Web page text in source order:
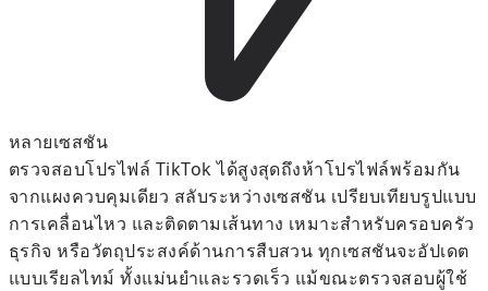
หลายเซสชัน
ตรวจสอบโปรไฟล์ TikTok ได้สูงสุดถึงห้าโปรไฟล์พร้อมกัน
จากแผงควบคุมเดียว สลับระหว่างเซสชัน เปรียบเทียบรูปแบบ
การเคลื่อนไหว และติดตามเส้นทาง เหมาะสำหรับครอบครัว
ธุรกิจ หรือวัตถุประสงค์ด้านการสืบสวน ทุกเซสชันจะอัปเดต
แบบเรียลไทม์ ทั้งแม่นยำและรวดเร็ว แม้ขณะตรวจสอบผู้ใช้